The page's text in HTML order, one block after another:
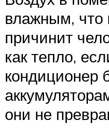
влажным, что
причинит
как тепло,
кондиционер
они не